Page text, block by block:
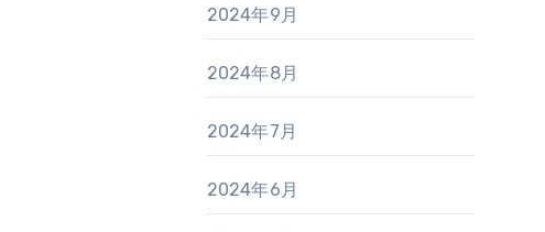
2024年9月
2024年8月
2024年7月
2024年6月